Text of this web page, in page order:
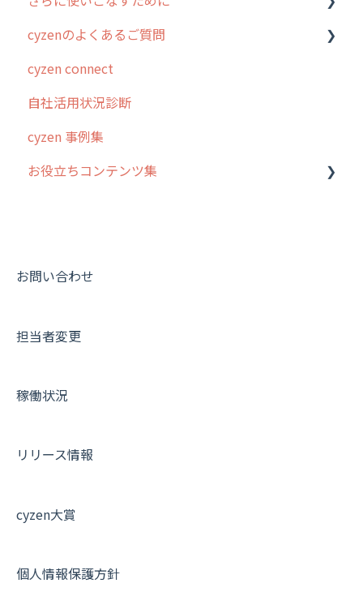
予定管理
スポット
ステータス・主観
報告書・行動種別
勤怠管理
帳票出力
商品
スポット
報告閲覧
予定
日報
履歴
パフォーマンス
お知らせ
勤怠管理
予定管理
スポット
ステータス・主観
報告書・行動種別
活動通知
商品
はじめに
スポット・ステータス関連オプション
交通費自動計算
安全走行支援
写真管理・高画質化
その他オプション
契約・その他
cyzenのよくあるご質問
ログインについて
グループ・ユーザーについて
GPS・位置情報 について
ルート自動記録 について
報告書について
メンバー画面について
その他よくある質問
cyzen connect
自社活用状況診断
cyzen 事例集
お役立ちコンテンツ集
動画集：共通
お問い合わせ
担当者変更
稼働状況
リリース情報
cyzen大賞
個人情報保護方針